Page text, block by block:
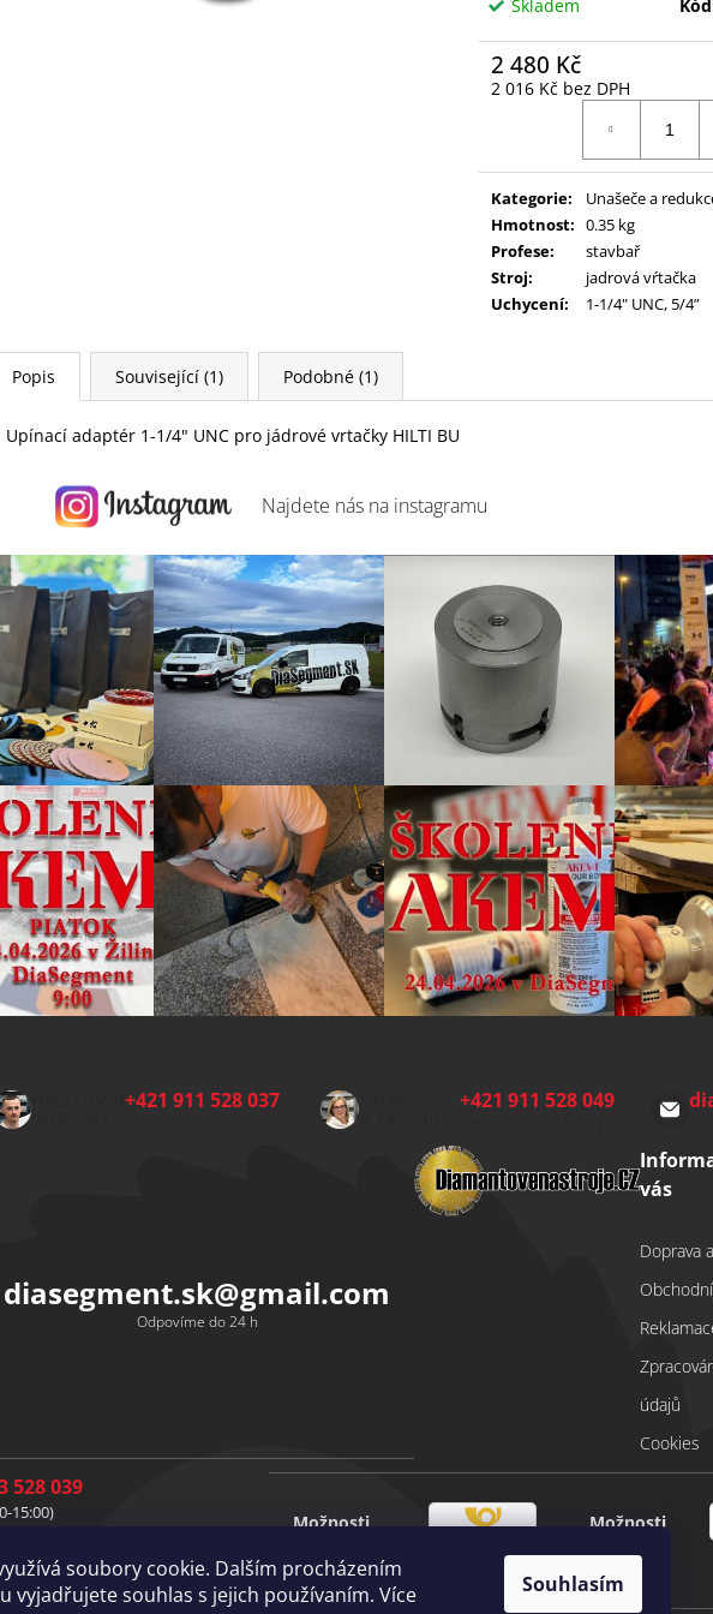
soubory cookie. Dalším procházením
vyjadřujete souhlas s jejich používaním. Více
Souhlasím
Skladem
2 480 Kč
2 016 Kč bez DPH
Kategorie:
Unašeče a
Hmotnost: 0.35 kg
Profese:
stavbař
Stroj:
jadrová vŕtačka
Uchycení: 1-1/4" UNC, 5/4”
Popis Související (1) Podobné (1)
Upínací adaptér 1-1/4" UNC pro jádrové vrtačky HILTI BU
Najdete nás na instagramu
HŘBITOVNÍ+421 911 528 037
SKLAD
A EXPEDICE:
+421 911 528 049
diasegment.sk@gmail.com
Odpovíme do 24 h
vás
Doprava
údajů
Cookies
528 039
15:00)
15:00)
528 049
Možnosti
dopravy
Možnosti
platby